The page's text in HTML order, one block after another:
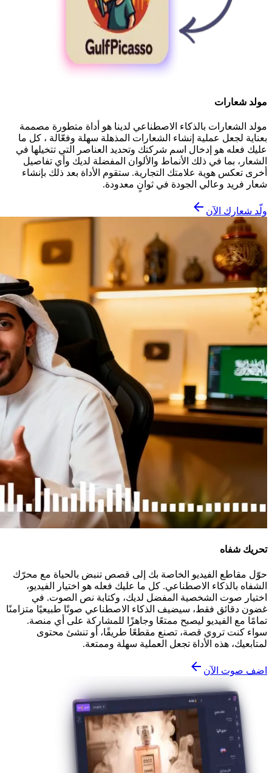
مولد شعارات
مولد الشعارات بالذكاء الاصطناعي لدينا هو أداة متطورة مصممة
بعناية لجعل عملية إنشاء الشعارات المذهلة سهلة وفعّالة ، كل ما
عليك فعله هو إدخال اسم شركتك وتحديد العناصر التي تتخيلها في
الشعار، بما في ذلك الأنماط والألوان المفضلة لديك وأي تفاصيل
أخرى تعكس هوية علامتك التجارية. ستقوم الأداة بعد ذلك بإنشاء
شعار فريد وعالي الجودة في ثوانٍ معدودة.
ولّد شعارك الآن
تحريك شفاه
حوّل مقاطع الفيديو الخاصة بك إلى قصص تنبض بالحياة مع محرّك
الشفاه بالذكاء الاصطناعي. كل ما عليك فعله هو اختيار الفيديو،
اختيار صوت الشخصية المفضل لديك، وكتابة نص الصوت. في
غضون دقائق فقط، سيضيف الذكاء الاصطناعي صوتًا طبيعيًا متزامنًا
تمامًا مع الفيديو ليصبح ممتعًا وجاهزًا للمشاركة على أي منصة.
سواء كنت تروي قصة، تصنع مقطعًا طريفًا، أو تنشئ محتوى
لمتابعيك، هذه الأداة تجعل العملية سهلة وممتعة.
اضف صوت الآن